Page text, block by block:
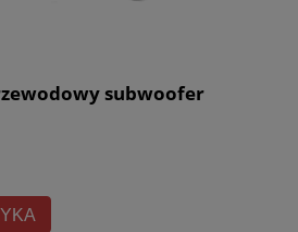
subwoofer